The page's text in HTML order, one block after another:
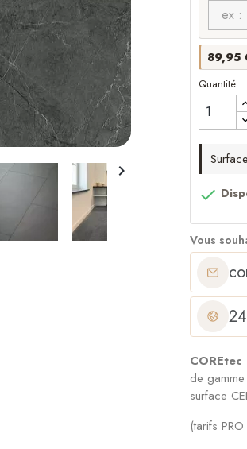

89,95
Quantité

Vous
de
surface
(tarifs